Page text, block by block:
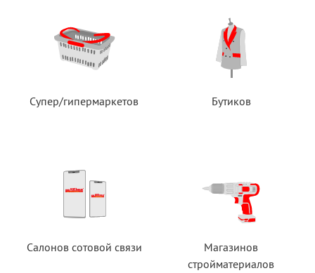
Супер/гипермаркетов Бутиков
Салонов сотовой связи
Магазинов
стройматериалов